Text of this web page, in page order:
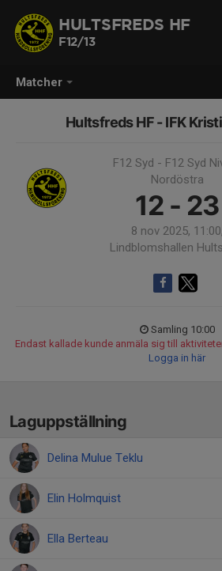
Matcher
HULTSFREDS HF
F12/13
Hultsfreds HF - IFK
F12 Syd - F12 Syd
Nordöstra
12 - 23
8 nov 2025, 11:00,
Lindblomshallen
Samling 10:00
Endast kallade kunde anmäla sig till
Logga in här
Laguppställning
Delina Mulue Teklu
Elin Holmquist
Ella Berteau